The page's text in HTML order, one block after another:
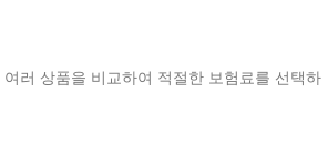
러 상품을 비교하여 적절한 보험료를 선택하